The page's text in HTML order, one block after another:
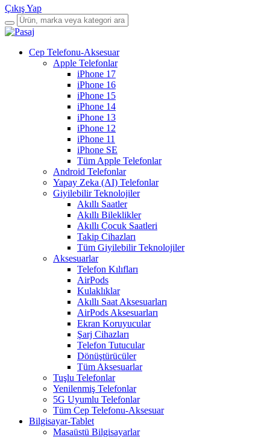
Çıkış Yap
Cep Telefonu-Aksesuar
Apple Telefonlar
iPhone 17
iPhone 16
iPhone 15
iPhone 14
iPhone 13
iPhone 12
iPhone 11
iPhone SE
Tüm Apple Telefonlar
Android Telefonlar
Yapay Zeka (AI) Telefonlar
Giyilebilir Teknolojiler
Akıllı Saatler
Akıllı Bileklikler
Akıllı Çocuk Saatleri
Takip Cihazları
Tüm Giyilebilir Teknolojiler
Aksesuarlar
Telefon Kılıfları
AirPods
Kulaklıklar
Akıllı Saat Aksesuarları
AirPods Aksesuarları
Ekran Koruyucular
Şarj Cihazları
Telefon Tutucular
Dönüştürücüler
Tüm Aksesuarlar
Tuşlu Telefonlar
Yenilenmiş Telefonlar
5G Uyumlu Telefonlar
Tüm Cep Telefonu-Aksesuar
Bilgisayar-Tablet
Masaüstü Bilgisayarlar